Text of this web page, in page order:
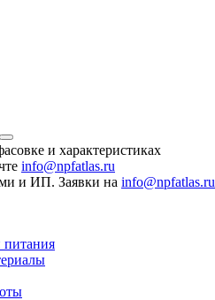
и характеристиках
info@npfatlas.ru
и ИП. Заявки на info@npfatlas.ru
питания